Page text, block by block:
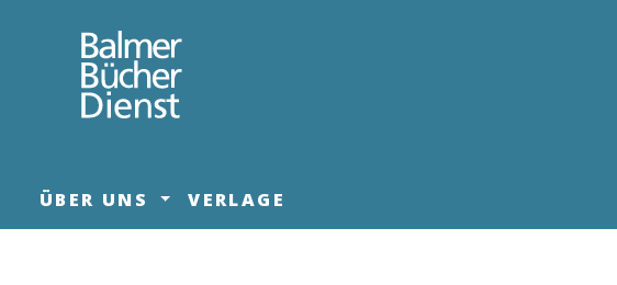
Zur Hauptnavigation springen
ÜBER UNS VERLAGE